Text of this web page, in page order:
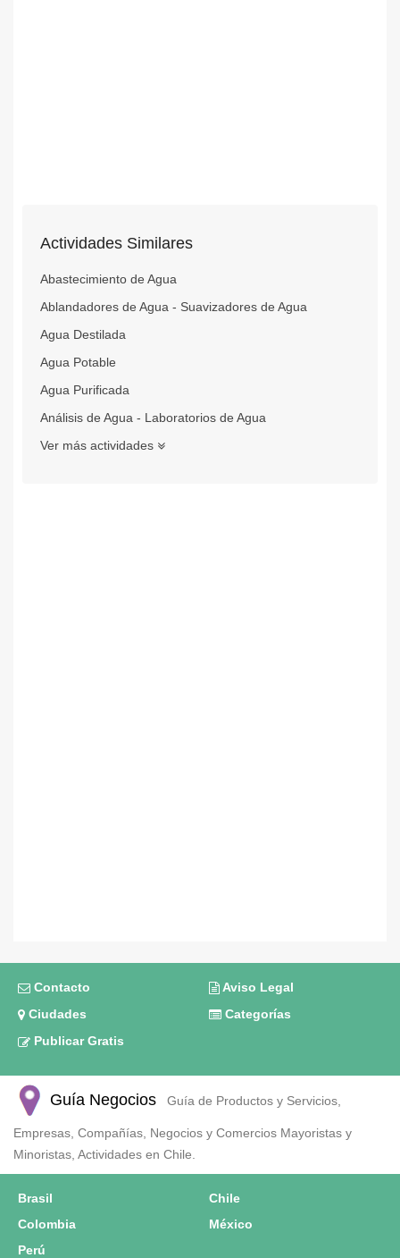
Actividades Similares
Abastecimiento de Agua
Ablandadores de Agua - Suavizadores de Agua
Agua Destilada
Agua Potable
Agua Purificada
Análisis de Agua - Laboratorios de Agua
Ver más actividades
Contacto
Aviso Legal
Ciudades
Categorías
Publicar Gratis
Guía Negocios Guía de Productos y Servicios,
Empresas, Compañías, Negocios y Comercios Mayoristas y
Minoristas, Actividades en Chile.
Brasil
Chile
Colombia
México
Perú